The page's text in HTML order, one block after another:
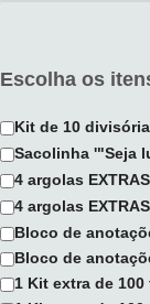
Escolha os
Kit de 10
Sacolinha '"Seja
4 argolas
4 argolas
Bloco de
Bloco de
1 Kit extra de